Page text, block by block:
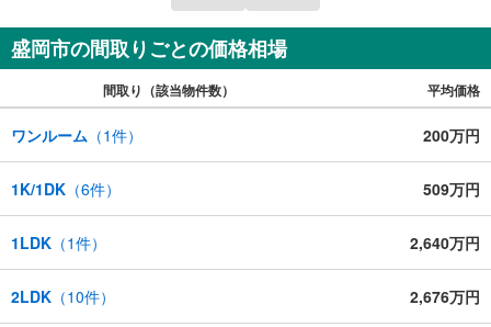
盛岡市の間取りごとの価格相場
間取り（該当物件数） 平均価格
ワンルーム （1件） 200万円
1K/1DK （6件） 509万円
1LDK （1件） 2,640万円
2LDK （10件） 2,676万円